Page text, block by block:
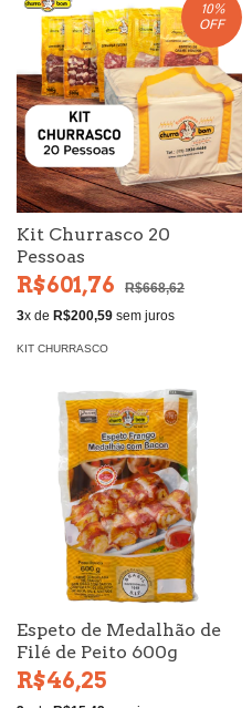
10%
OFF
Kit Churrasco 20
Pessoas
R$601,76
R$668,62
3x de R$200,59 sem juros
KIT CHURRASCO
Espeto de Medalhão de
Filé de Peito 600g
R$46,25